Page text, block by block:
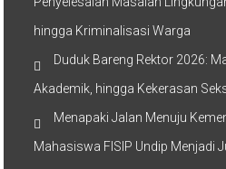
hingga Kriminalisasi Warga
Duduk Bareng Rektor 2026:
Akademik, hingga Kekerasan
Menapaki Jalan Menuju
Mahasiswa FISIP Undip Menjadi